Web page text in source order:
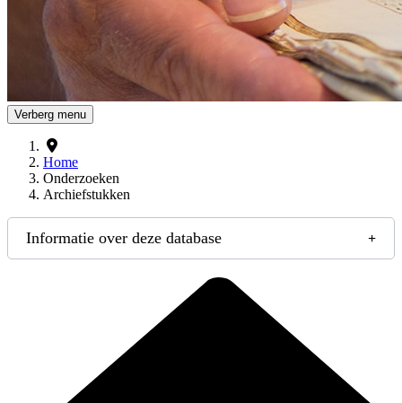
Verberg menu
Home
Onderzoeken
Archiefstukken
Informatie over deze database